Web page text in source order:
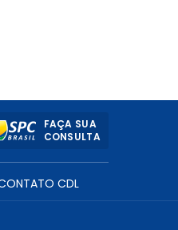
FAÇA SUA
CONSULTA
CDL